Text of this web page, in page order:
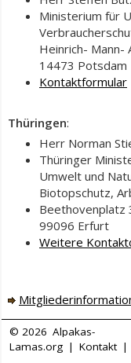
Ministerium für
Heinrich- Mann-
14473 Potsdam
Kontaktformular
Thüringen:
Herr Norman
Thüringer
Umwelt und
Biotopschutz,
Beethovenplatz
99096 Erfurt
Weitere
© 2026 Alpakas-
Lamas.org | Kontakt |